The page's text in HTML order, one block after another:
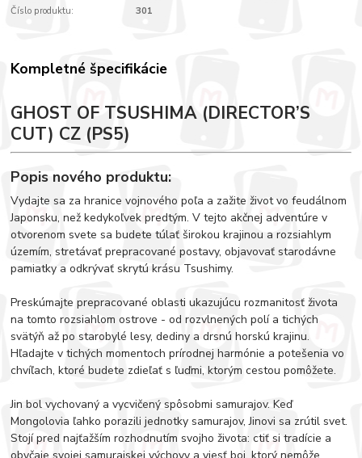
Číslo produktu: 301
Kompletné špecifikácie
GHOST OF TSUSHIMA (DIRECTOR’S
CUT) CZ (PS5)
Popis nového produktu:
Vydajte sa za hranice vojnového poľa a zažite život vo feudálnom
Japonsku, než kedykoľvek predtým. V tejto akčnej adventúre v
otvorenom svete sa budete túlať širokou krajinou a rozsiahlym
územím, stretávať prepracované postavy, objavovať starodávne
pamiatky a odkrývať skrytú krásu Tsushimy.
Preskúmajte prepracované oblasti ukazujúcu rozmanitosť života
na tomto rozsiahlom ostrove - od rozvlnených polí a tichých
svätýň až po starobylé lesy, dediny a drsnú horskú krajinu.
Hľadajte v tichých momentoch prírodnej harmónie a potešenia vo
chvíľach, ktoré budete zdieľať s ľuďmi, ktorým cestou pomôžete.
Jin bol vychovaný a vycvičený spôsobmi samurajov. Keď
Mongolovia ľahko porazili jednotky samurajov, Jinovi sa zrútil svet.
Stojí pred najťažším rozhodnutím svojho života: ctiť si tradície a